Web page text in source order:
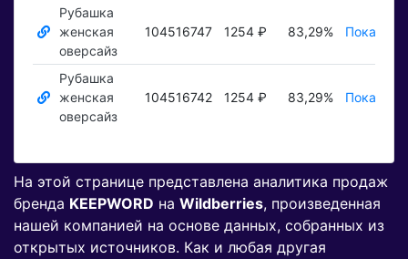
Рубашка
женская
оверсайз
104516747 1254 ₽ 83,29% Показать
Рубашка
женская
оверсайз
104516742 1254 ₽ 83,29% Показать
На этой странице представлена аналитика продаж
бренда KEEPWORD на Wildberries, произведенная
нашей компанией на основе данных, собранных из
открытых источников. Как и любая другая